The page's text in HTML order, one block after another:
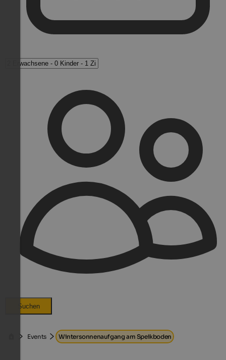
Suchen
Events Wintersonnenaufgang am Speikboden